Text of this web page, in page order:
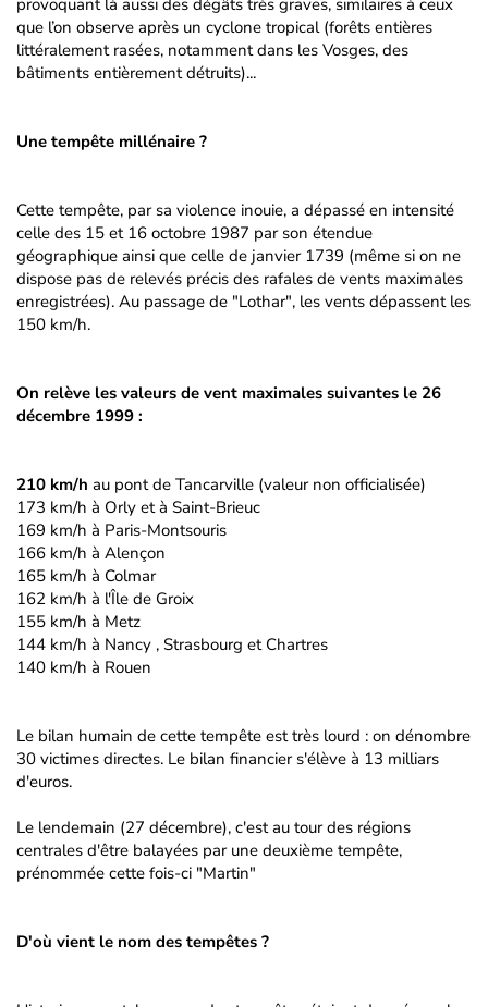
provoquant là aussi des dégâts très graves, similaires à ceux
que l’on observe après un cyclone tropical (forêts entières
littéralement rasées, notamment dans les Vosges, des
bâtiments entièrement détruits)...
Une tempête millénaire ?
Cette tempête, par sa violence inouie, a dépassé en intensité
celle des 15 et 16 octobre 1987 par son étendue
géographique ainsi que celle de janvier 1739 (même si on ne
dispose pas de relevés précis des rafales de vents maximales
enregistrées). Au passage de "Lothar", les vents dépassent les
150 km/h.
On relève les valeurs de vent maximales suivantes le 26
décembre 1999 :
210 km/h au pont de Tancarville (valeur non officialisée)
173 km/h à Orly et à Saint-Brieuc
169 km/h à Paris-Montsouris
166 km/h à Alençon
165 km/h à Colmar
162 km/h à l'Île de Groix
155 km/h à Metz
144 km/h à Nancy , Strasbourg et Chartres
140 km/h à Rouen
Le bilan humain de cette tempête est très lourd : on dénombre
30 victimes directes. Le bilan financier s'élève à 13 milliars
d'euros.
Le lendemain (27 décembre), c'est au tour des régions
centrales d'être balayées par une deuxième tempête,
prénommée cette fois-ci "Martin"
D'où vient le nom des tempêtes ?